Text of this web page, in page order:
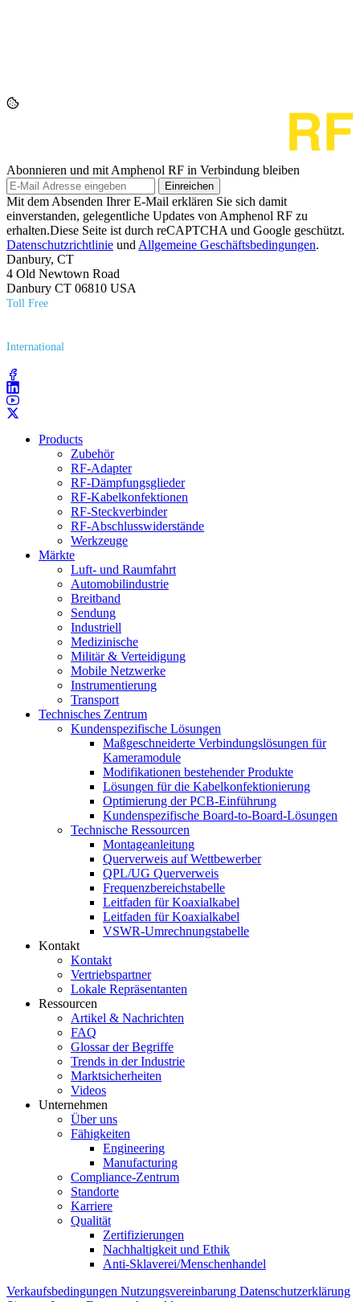
Abonnieren und mit Amphenol RF in Verbindung bleiben
Einreichen
Mit dem Absenden Ihrer E-Mail erklären Sie sich damit
einverstanden, gelegentliche Updates von Amphenol RF zu
erhalten.Diese Seite ist durch reCAPTCHA und Google geschützt.
Datenschutzrichtlinie und Allgemeine Geschäftsbedingungen.
Danbury, CT
4 Old Newtown Road
Danbury CT 06810 USA
Toll Free
International
Products
Zubehör
RF-Adapter
RF-Dämpfungsglieder
RF-Kabelkonfektionen
RF-Steckverbinder
RF-Abschlusswiderstände
Werkzeuge
Märkte
Luft- und Raumfahrt
Automobilindustrie
Breitband
Sendung
Industriell
Medizinische
Militär & Verteidigung
Mobile Netzwerke
Instrumentierung
Transport
Technisches Zentrum
Kundenspezifische Lösungen
Maßgeschneiderte Verbindungslösungen für
Kameramodule
Modifikationen bestehender Produkte
Lösungen für die Kabelkonfektionierung
Optimierung der PCB-Einführung
Kundenspezifische Board-to-Board-Lösungen
Technische Ressourcen
Montageanleitung
Querverweis auf Wettbewerber
QPL/UG Querverweis
Frequenzbereichstabelle
Leitfaden für Koaxialkabel
Leitfaden für Koaxialkabel
VSWR-Umrechnungstabelle
Kontakt
Kontakt
Vertriebspartner
Lokale Repräsentanten
Ressourcen
Artikel & Nachrichten
FAQ
Glossar der Begriffe
Trends in der Industrie
Marktsicherheiten
Videos
Unternehmen
Über uns
Fähigkeiten
Engineering
Manufacturing
Compliance-Zentrum
Standorte
Karriere
Qualität
Zertifizierungen
Nachhaltigkeit und Ethik
Anti-Sklaverei/Menschenhandel
Verkaufsbedingungen Nutzungsvereinbarung Datenschutzerklärung